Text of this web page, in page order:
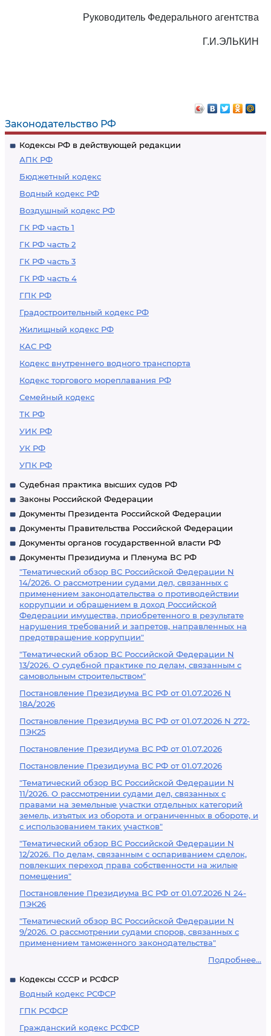
Законодательство РФ
Кодексы РФ в действующей редакции
АПК РФ
Бюджетный кодекс
Водный кодекс РФ
Воздушный кодекс РФ
ГК РФ часть 1
ГК РФ часть 2
ГК РФ часть 3
ГК РФ часть 4
ГПК РФ
Градостроительный кодекс РФ
Жилищный кодекс РФ
КАС РФ
Кодекс внутреннего водного транспорта
Кодекс торгового мореплавания РФ
Семейный кодекс
ТК РФ
УИК РФ
УК РФ
УПК РФ
Судебная практика высших судов РФ
Законы Российской Федерации
Документы Президента Российской Федерации
Документы Правительства Российской Федерации
Документы органов государственной власти РФ
Документы Президиума и Пленума ВС РФ
"Тематический обзор ВС Российской Федерации N
14/2026. О рассмотрении судами дел, связанных с
применением законодательства о противодействии
коррупции и обращением в доход Российской
Федерации имущества, приобретенного в результате
нарушения требований и запретов, направленных на
предотвращение коррупции"
"Тематический обзор ВС Российской Федерации N
13/2026. О судебной практике по делам, связанным с
самовольным строительством"
Постановление Президиума ВС РФ от 01.07.2026 N
18А/2026
Постановление Президиума ВС РФ от 01.07.2026 N 272-
ПЭК25
Постановление Президиума ВС РФ от 01.07.2026
Постановление Президиума ВС РФ от 01.07.2026
"Тематический обзор ВС Российской Федерации N
11/2026. О рассмотрении судами дел, связанных с
правами на земельные участки отдельных категорий
земель, изъятых из оборота и ограниченных в обороте, и
с использованием таких участков"
"Тематический обзор ВС Российской Федерации N
12/2026. По делам, связанным с оспариванием сделок,
повлекших переход права собственности на жилые
помещения"
Постановление Президиума ВС РФ от 01.07.2026 N 24-
ПЭК26
"Тематический обзор ВС Российской Федерации N
9/2026. О рассмотрении судами споров, связанных с
применением таможенного законодательства"
Подробнее...
Кодексы СССР и РСФСР
Водный кодекс РСФСР
ГПК РСФСР
Гражданский кодекс РСФСР
Руководитель Федерального агентства
Г.И.ЭЛЬКИН